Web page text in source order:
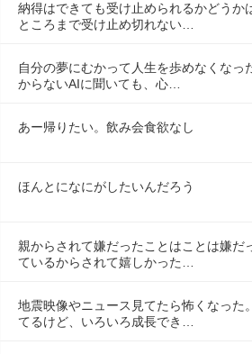
納得はできても受け止められるかどうか
ところまで受け止め切れない…
自分の夢にむかって人生を歩めなくなっ
からないAIに聞いても、心…
あー帰りたい。飲み会食欲なし
ほんとになにがしたいんだろう
親からされて嫌だったことはことは嫌だ
ているからされて嬉しかった…
地震映像やニュース見てたら怖くなった
てるけど、いろいろ成長でき…